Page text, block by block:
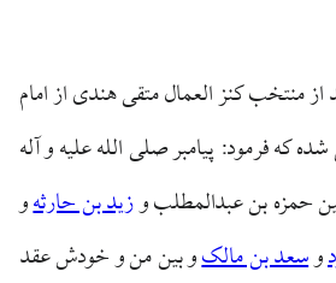
منتخب کنز العمال متقی هندی از امام
که فرمود: پیامبر صلی الله علیه و آله
حمزه بن عبدالمطلب وزید بن حارثهو
وسعد بن مالکو بین من و خودش عقد